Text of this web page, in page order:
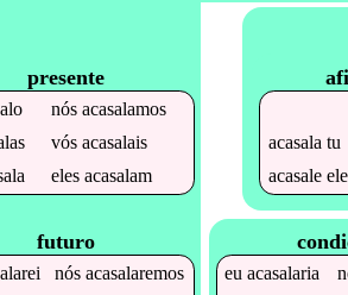
presente
nósacasalamos
vósacasalais
elesacasalam
futuro
nósacasalaremos
acasala tu
acasaleele
euacasalaria